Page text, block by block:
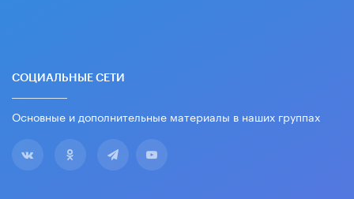
СОЦИАЛЬНЫЕ СЕТИ
Основные и дополнительные материалы в наших группах